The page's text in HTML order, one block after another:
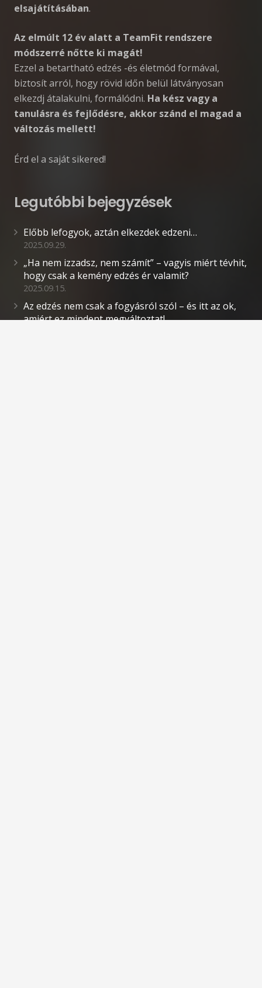
elsajátításában.
Az elmúlt 12 év alatt a TeamFit rendszere
módszerré nőtte ki magát!
Ezzel a betartható edzés -és életmód formával,
biztosít arról, hogy rövid időn belül látványosan
elkezdj átalakulni, formálódni. Ha kész vagy a
tanulásra és fejlődésre, akkor szánd el magad a
változás mellett!
Érd el a saját sikered!
Legutóbbi bejegyzések
Előbb lefogyok, aztán elkezdek edzeni…
2025.09.29.
„Ha nem izzadsz, nem számít” – vagyis miért tévhit,
hogy csak a kemény edzés ér valamit?
2025.09.15.
Az edzés nem csak a fogyásról szól – és itt az ok,
amiért ez mindent megváltoztat!